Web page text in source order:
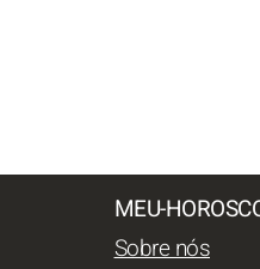
MEU-
Sobre nós